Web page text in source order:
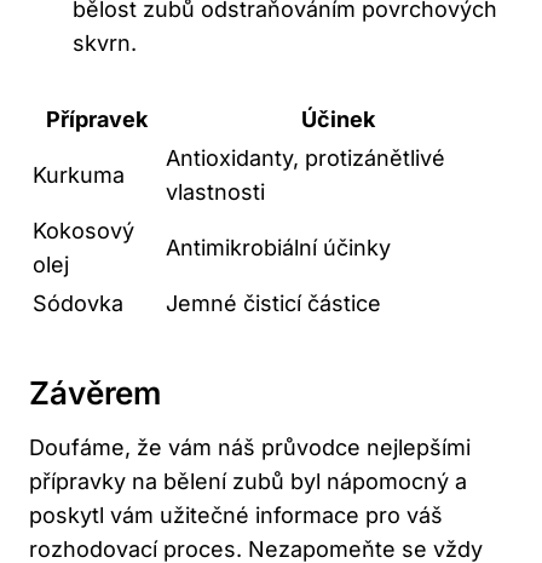
bělost zubů odstraňováním povrchových
skvrn.
Přípravek Účinek
Kurkuma
Antioxidanty, protizánětlivé
vlastnosti
Kokosový
olej
Antimikrobiální účinky
Sódovka Jemné čisticí částice
Závěrem
Doufáme, že vám náš průvodce nejlepšími
přípravky na bělení zubů byl nápomocný a
poskytl vám užitečné informace pro váš
rozhodovací proces. Nezapomeňte se vždy